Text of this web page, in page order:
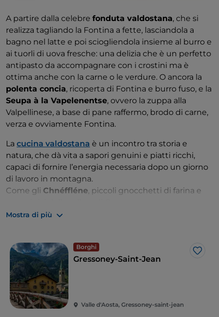
ricca di fiori, che regala un latte aromatico e
nutriente.
La Fontina che nasce in alpeggio inoltre viene
realizzata con lelavorazioni manuali dei casari,
secondo la tradizione valdostana. La cagliata è poi
ospitata nelle tipiche caldaie in rame, il siero viene
spurgato utilizzando tele di cotone e le forme sono
lasciate a stagionare nella frescura alpina.
Ma perché si chiama Fontina?
fa riferimento alla morbidezza e alla capacità di
questo formaggio di sciogliersi facilmente, una
caratteristica che lo rende l’ingrediente perfetto di
tantericette locali.
A partire dalla celebre fonduta valdostana, che si
realizza tagliando la Fontina a fette, lasciandola a
bagno nel latte e poi sciogliendola insieme al burro e
ai tuorli di uova fresche: una delizia che è un perfetto
antipasto da accompagnare con i crostini ma è
ottima anche con la carne o le verdure. O ancora la
polenta concia, ricoperta di Fontina e burro fuso, e la
Seupa à la Vapelenentse, ovvero la zuppa alla
Valpellinese, a base di pane raffermo, brodo di carne,
verza e ovviamente Fontina.
La cucina valdostana è un incontro tra storia e
natura, che dà vita a sapori genuini e piatti ricchi,
capaci di fornire l’energia necessaria dopo un giorno
di lavoro in montagna.
Come gli Chnéffléne , piccoli gnocchetti di farina e
tradizionalmente conditi con la cipolla rosolata
Un gusto inconfondibile che va dal salato alle note
speziate è invecela Carbonada, uno spezzatino di
manzo che viene cotto lentamente nel vino,
aromatizzato con chiodi di garofano, noce moscata e
anche cannella.
Mostra di più
Borghi
Like
Gressoney-Saint-Jean
Valle d'Aosta, Gressoney-saint-jean